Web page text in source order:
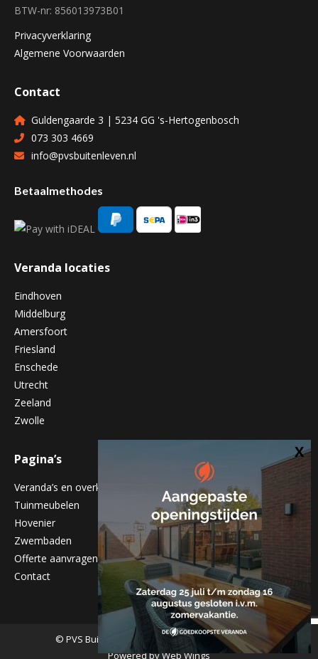
BTW-nr: 856013973B01
Privacyverklaring
Algemene Voorwaarden
Contact
Guldengaarde 3 | 5234 GG 's-Hertogenbosch
073 303 4669
info@pvsbuitenleven.nl
Betaalmethodes
Veranda locaties
Eindhoven
Middelburg
Amersfoort
Friesland
Enschede
Utrecht
Zeeland
Zwolle
Pagina’s
Veranda’s en overkappingen
Tuinmeubelen
Hovenier
Zwembaden
Offerte aanvragen
Contact
© PVS Buitenleven - Alle rechten voorbehouden
Powered byWeb Wings